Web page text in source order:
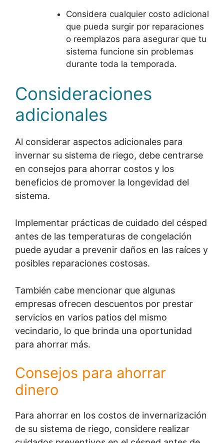
Considera cualquier costo adicional
que pueda surgir por reparaciones
o reemplazos para asegurar que tu
sistema funcione sin problemas
durante toda la temporada.
Consideraciones
adicionales
Al considerar aspectos adicionales para
invernar su sistema de riego, debe centrarse
en consejos para ahorrar costos y los
beneficios de promover la longevidad del
sistema.
Implementar prácticas de cuidado del césped
antes de las temperaturas de congelación
puede ayudar a prevenir daños en las raíces y
posibles reparaciones costosas.
También cabe mencionar que algunas
empresas ofrecen descuentos por prestar
servicios en varios patios del mismo
vecindario, lo que brinda una oportunidad
para ahorrar más.
Consejos para ahorrar
dinero
Para ahorrar en los costos de invernarización
de su sistema de riego, considere realizar